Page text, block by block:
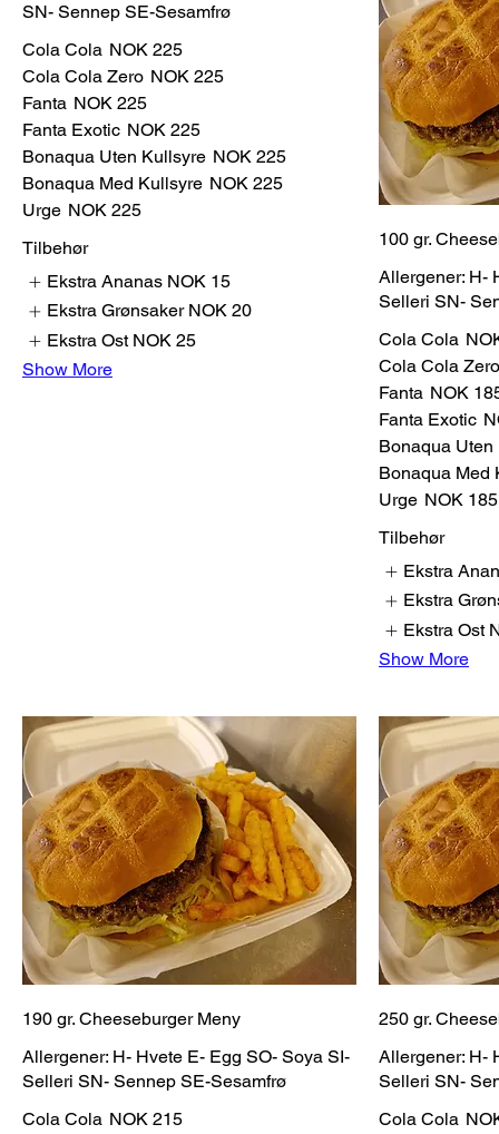
SN- Sennep SE-Sesamfrø
Cola Cola NOK 225
Cola Cola Zero NOK 225
Fanta NOK 225
Fanta Exotic NOK 225
Bonaqua Uten Kullsyre NOK 225
Bonaqua Med Kullsyre NOK 225
Urge NOK 225
Tilbehør
Ekstra Ananas NOK 15
Ekstra Grønsaker NOK 20
Ekstra Ost NOK 25
Show More
100 gr.
Allergener: H-
Selleri SN-
Cola Cola
Cola Cola Zero
Fanta NOK
Fanta Exotic
Bonaqua Uten
Bonaqua Med
Urge NOK 185
Tilbehør
Ekstra
Ekstra
Ekstra Ost
Show More
190 gr. Cheeseburger Meny
Allergener: H- Hvete E- Egg SO- Soya SI-
Selleri SN- Sennep SE-Sesamfrø
Cola Cola NOK 215
250 gr.
Allergener: H-
Selleri SN-
Cola Cola